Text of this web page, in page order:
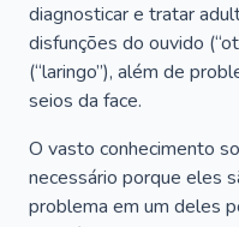
diagnosticar e tratar
disfunções do ouvido
(“laringo”), além de
seios da face.
O vasto conhecimento
necessário porque eles
problema em um deles